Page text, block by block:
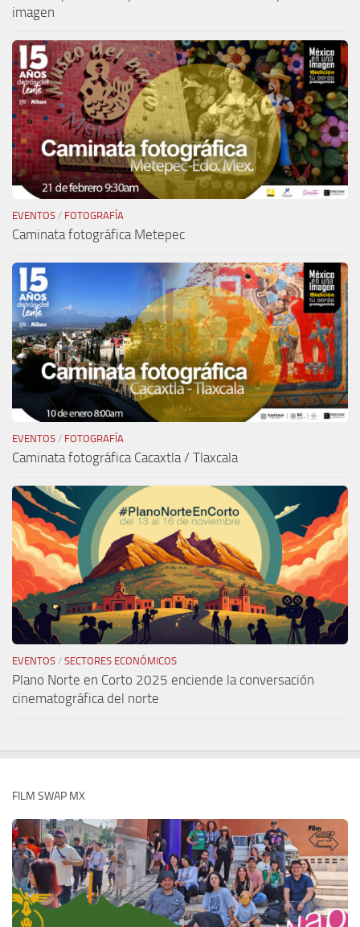
imagen
EVENTOS / FOTOGRAFÍA
Caminata fotográfica Metepec
EVENTOS / FOTOGRAFÍA
Caminata fotográfica Cacaxtla / Tlaxcala
EVENTOS / SECTORES ECONÓMICOS
Plano Norte en Corto 2025 enciende la conversación
cinematográfica del norte
FILM SWAP MX